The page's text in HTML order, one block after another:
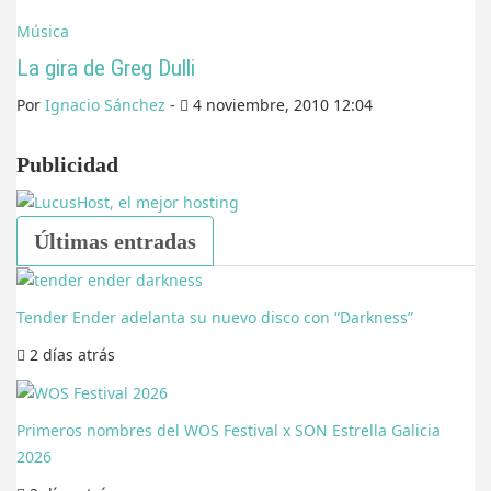
Música
La gira de Greg Dulli
Por Ignacio Sánchez - 4 noviembre, 2010 12:04
Publicidad
Últimas entradas
Tender Ender adelanta su nuevo disco con “Darkness”
2 días atrás
Primeros nombres del WOS Festival x SON Estrella Galicia
2026